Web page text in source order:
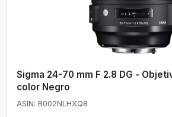
Sigma 24-70 mm F 2.8 DG -
color Negro
ASIN: B002NLHXQ8